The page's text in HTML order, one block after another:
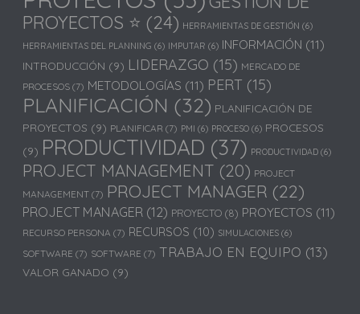
PROYECTOS ⭐ (24) HERRAMIENTAS DE GESTIÓN (6)
HERRAMIENTAS DEL PLANNING (6) IMPUTAR (6) INFORMACIÓN (11)
INTRODUCCIÓN (9) LIDERAZGO (15) MERCADO DE
PROCESOS (7) METODOLOGÍAS (11) PERT (15)
PLANIFICACIÓN (32) PLANIFICACIÓN DE
PROYECTOS (9) PLANIFICAR (7) PMI (6) PROCESO (6) PROCESOS
(9) PRODUCTIVIDAD (37) PRODUCTIVIDAD (6)
PROJECT MANAGEMENT (20) PROJECT
MANAGEMENT (7) PROJECT MANAGER (22)
PROJECT MANAGER (12) PROYECTO (8) PROYECTOS (11)
RECURSO PERSONA (7) RECURSOS (10) SIMULACIONES (6)
SOFTWARE (7) SOFTWARE (7) TRABAJO EN EQUIPO (13)
VALOR GANADO (9)